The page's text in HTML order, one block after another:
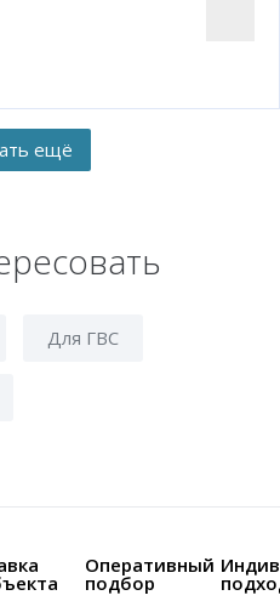
Для ГВС
Оперативный
подбор